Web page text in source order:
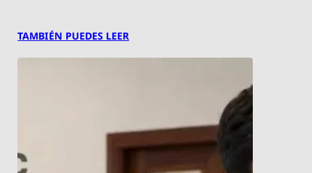
TAMBIÉN PUEDES LEER